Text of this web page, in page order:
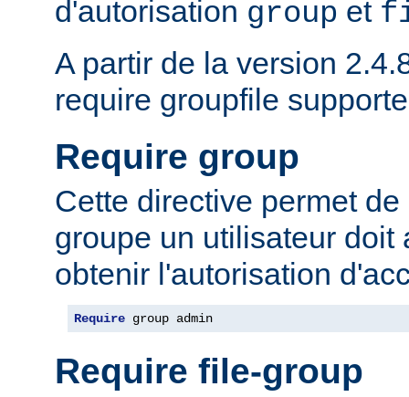
d'autorisation group et
A partir de la version
require groupfile
Require group
Cette directive permet
groupe un utilisateur doit
obtenir l'autorisation
Require group admin
Require file-group